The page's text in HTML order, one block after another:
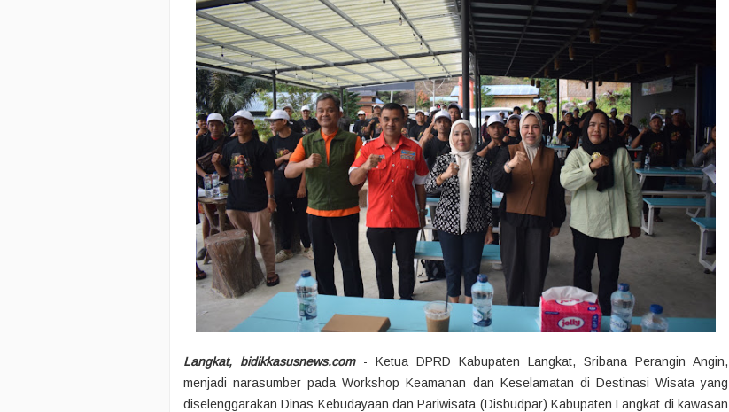
Langkat, bidikkasusnews.com- Ketua DPRD Kabupaten Langkat, Sribana Perangin Angin,
menjadi narasumber pada Workshop Keamanan dan Keselamatan di Destinasi Wisata yang
diselenggarakan Dinas Kebudayaan dan Pariwisata (Disbudpar) Kabupaten Langkat di kawasan